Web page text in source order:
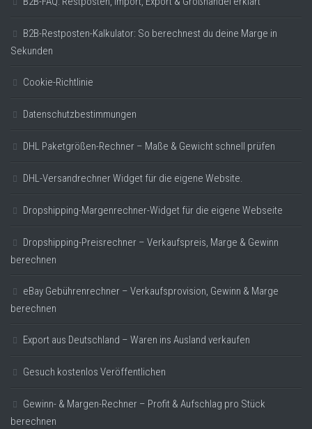
B2B-Restposten-Kalkulator: So berechnest du deine Marge in
Sekunden
Cookie-Richtlinie
Datenschutzbestimmungen
DHL Paketgrößen-Rechner – Maße & Gewicht schnell prüfen
DHL-Versandrechner Widget für die eigene Website.
Dropshipping-Margenrechner-Widget für die eigene Webseite
Dropshipping-Preisrechner – Verkaufspreis, Marge & Gewinn
berechnen
eBay Gebührenrechner – Verkaufsprovision, Gewinn & Marge
berechnen
Export aus Deutschland – Waren ins Ausland verkaufen
Gesuch kostenlos Veröffentlichen
Gewinn- & Margen-Rechner – Profit & Aufschlag pro Stück
berechnen